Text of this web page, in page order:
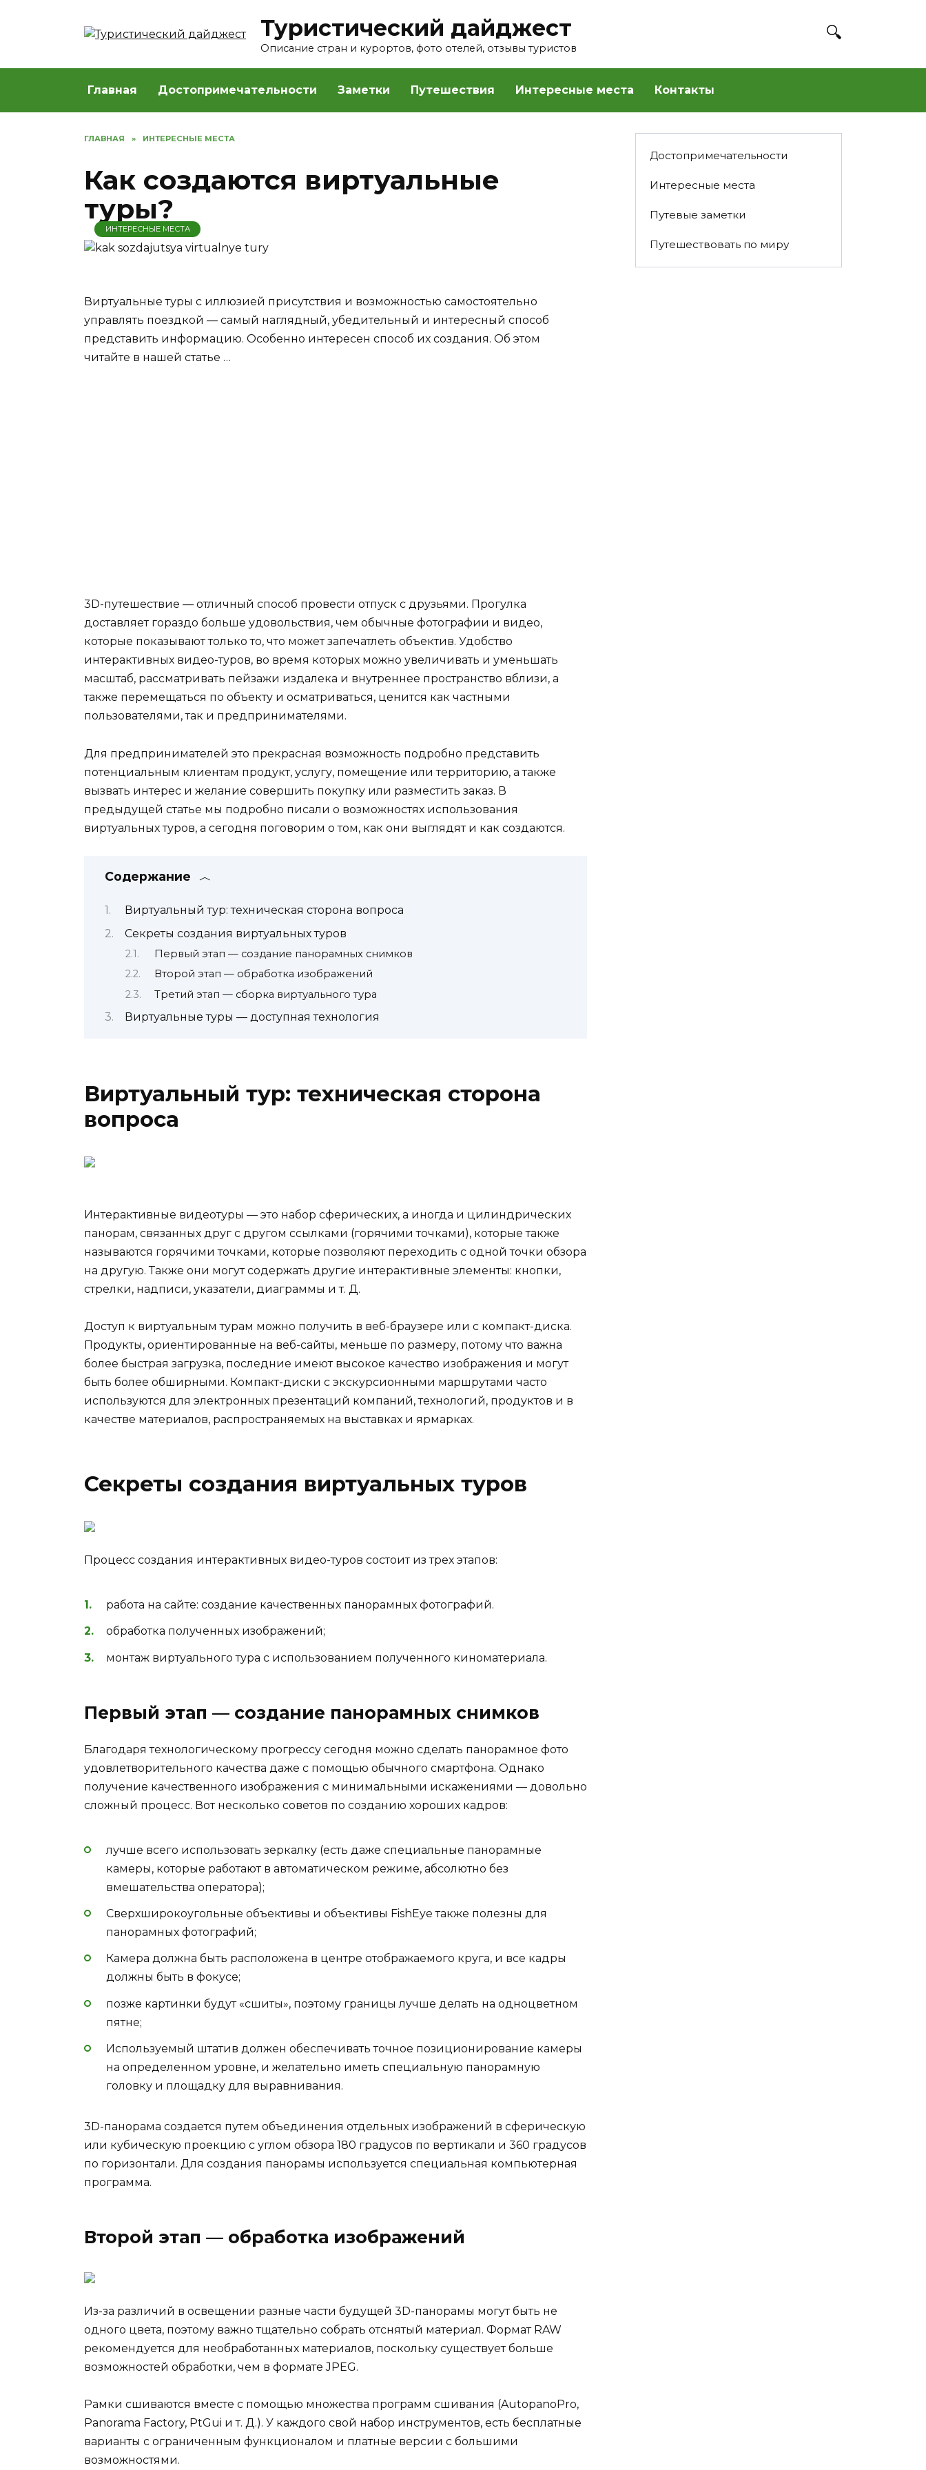
Туристический дайджест
Описание стран и курортов, фото отелей, отзывы туристов
Главная Достопримечательности Заметки Путешествия Интересные места Контакты
ГЛАВНАЯ » ИНТЕРЕСНЫЕ МЕСТА
Как создаются виртуальные
туры?
ИНТЕРЕСНЫЕ МЕСТА
Виртуальные туры с иллюзией присутствия и возможностью самостоятельно
управлять поездкой — самый наглядный, убедительный и интересный способ
представить информацию. Особенно интересен способ их создания. Об этом
читайте в нашей статье …
3D-путешествие — отличный способ провести отпуск с друзьями. Прогулка
доставляет гораздо больше удовольствия, чем обычные фотографии и видео,
которые показывают только то, что может запечатлеть объектив. Удобство
интерактивных видео-туров, во время которых можно увеличивать и уменьшать
масштаб, рассматривать пейзажи издалека и внутреннее пространство вблизи, а
также перемещаться по объекту и осматриваться, ценится как частными
пользователями, так и предпринимателями.
Для предпринимателей это прекрасная возможность подробно представить
потенциальным клиентам продукт, услугу, помещение или территорию, а также
вызвать интерес и желание совершить покупку или разместить заказ. В
предыдущей статье мы подробно писали о возможностях использования
виртуальных туров, а сегодня поговорим о том, как они выглядят и как создаются.
Содержание
Виртуальный тур: техническая сторона вопроса
Секреты создания виртуальных туров
Первый этап — создание панорамных снимков
Второй этап — обработка изображений
Третий этап — сборка виртуального тура
Виртуальные туры — доступная технология
Виртуальный тур: техническая сторона
вопроса
Интерактивные видеотуры — это набор сферических, а иногда и цилиндрических
панорам, связанных друг с другом ссылками (горячими точками), которые также
называются горячими точками, которые позволяют переходить с одной точки обзора
на другую. Также они могут содержать другие интерактивные элементы: кнопки,
стрелки, надписи, указатели, диаграммы и т. Д.
Доступ к виртуальным турам можно получить в веб-браузере или с компакт-диска.
Продукты, ориентированные на веб-сайты, меньше по размеру, потому что важна
более быстрая загрузка, последние имеют высокое качество изображения и могут
быть более обширными. Компакт-диски с экскурсионными маршрутами часто
используются для электронных презентаций компаний, технологий, продуктов и в
качестве материалов, распространяемых на выставках и ярмарках.
Секреты создания виртуальных туров
Процесс создания интерактивных видео-туров состоит из трех этапов:
работа на сайте: создание качественных панорамных фотографий.
обработка полученных изображений;
монтаж виртуального тура с использованием полученного киноматериала.
Первый этап — создание панорамных снимков
Благодаря технологическому прогрессу сегодня можно сделать панорамное фото
удовлетворительного качества даже с помощью обычного смартфона. Однако
получение качественного изображения с минимальными искажениями — довольно
сложный процесс. Вот несколько советов по созданию хороших кадров:
лучше всего использовать зеркалку (есть даже специальные панорамные
камеры, которые работают в автоматическом режиме, абсолютно без
вмешательства оператора);
Сверхширокоугольные объективы и объективы FishEye также полезны для
панорамных фотографий;
Камера должна быть расположена в центре отображаемого круга, и все кадры
должны быть в фокусе;
позже картинки будут «сшиты», поэтому границы лучше делать на одноцветном
пятне;
Используемый штатив должен обеспечивать точное позиционирование камеры
на определенном уровне, и желательно иметь специальную панорамную
головку и площадку для выравнивания.
3D-панорама создается путем объединения отдельных изображений в сферическую
или кубическую проекцию с углом обзора 180 градусов по вертикали и 360 градусов
по горизонтали. Для создания панорамы используется специальная компьютерная
программа.
Второй этап — обработка изображений
Из-за различий в освещении разные части будущей 3D-панорамы могут быть не
одного цвета, поэтому важно тщательно собрать отснятый материал. Формат RAW
рекомендуется для необработанных материалов, поскольку существует больше
возможностей обработки, чем в формате JPEG.
Рамки сшиваются вместе с помощью множества программ сшивания (AutopanoPro,
Panorama Factory, PtGui и т. Д.). У каждого свой набор инструментов, есть бесплатные
варианты с ограниченным функционалом и платные версии с большими
возможностями.
Достопримечательности
Интересные места
Путевые заметки
Путешествовать по миру